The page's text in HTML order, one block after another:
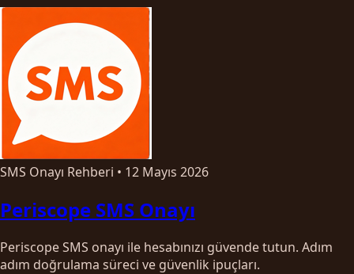
SMS Onayı Rehberi • 12 Mayıs 2026
Periscope SMS Onayı
Periscope SMS onayı ile hesabınızı güvende tutun. Adım
adım doğrulama süreci ve güvenlik ipuçları.